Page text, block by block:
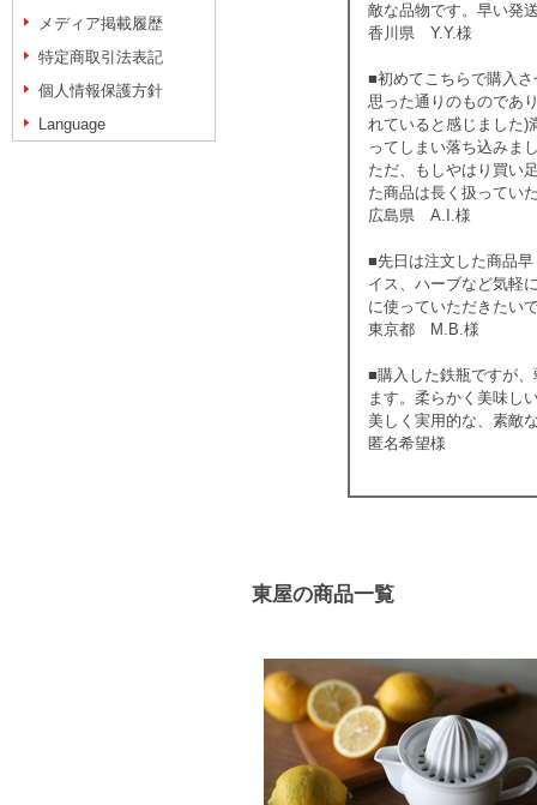
メディア掲載履歴
特定商取引法表記
個人情報保護方針
Language
敵な品物です。早い発
香川県 Y.Y.様
■初めてこちらで購入
思った通りのものであ
れていると感じました)
ってしまい落ち込みま
ただ、もしやはり買い
た商品は長く扱ってい
広島県 A.I.様
■先日は注文した商品
イス、ハーブなど気軽
に使っていただきたい
東京都 M.B.様
■購入した鉄瓶ですが
ます。柔らかく美味し
美しく実用的な、素敵
匿名希望様
東屋の商品一覧